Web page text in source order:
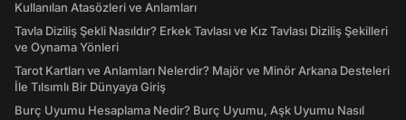
Kullanılan Atasözleri ve Anlamları
Tavla Diziliş Şekli Nasıldır? Erkek Tavlası ve Kız Tavlası Diziliş Şekilleri
ve Oynama Yönleri
Tarot Kartları ve Anlamları Nelerdir? Majör ve Minör Arkana Desteleri
İle Tılsımlı Bir Dünyaya Giriş
Burç Uyumu Hesaplama Nedir? Burç Uyumu, Aşk Uyumu Nasıl